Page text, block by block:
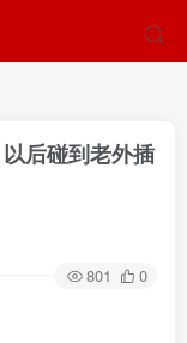
后碰到老外插
801 0